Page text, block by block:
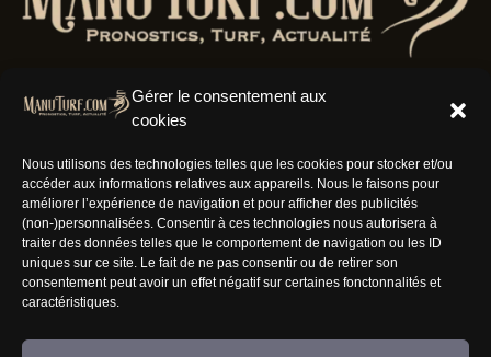
Gérer le consentement aux
cookies
Nous utilisons des technologies telles que les cookies pour stocker et/ou
accéder aux informations relatives aux appareils. Nous le faisons pour
améliorer l’expérience de navigation et pour afficher des publicités
(non-)personnalisées. Consentir à ces technologies nous autorisera à
traiter des données telles que le comportement de navigation ou les ID
uniques sur ce site. Le fait de ne pas consentir ou de retirer son
consentement peut avoir un effet négatif sur certaines fonctonnalités et
caractéristiques.
Informations
Nous rejoindre